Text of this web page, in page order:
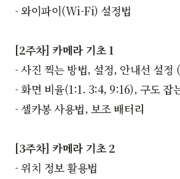
- 와이파이(Wi-Fi) 설정법
[2주차] 카메라 기초 1
- 사진 찍는 방법, 설정, 안내선 설정
- 화면 비율(1:1. 3:4, 9:16), 구도 잡
- 셀카봉 사용법, 보조 배터리
[3주차] 카메라 기초 2
- 위치 정보 활용법